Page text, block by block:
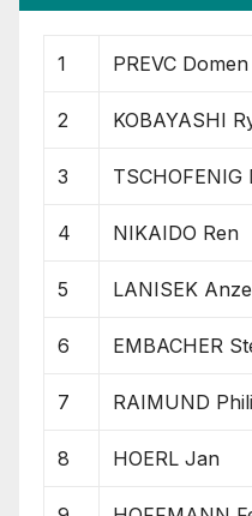
1 PREVC Domen
2 KOBAYASHI
3 TSCHOFENIG
4 NIKAIDO Ren
5 LANISEK Anze
6 EMBACHER
7 RAIMUND
8 HOERL Jan